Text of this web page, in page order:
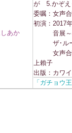
が 5.かぞえ
委嘱：女声
初演：2017
音展～
ザ･ルー
女声合唱
上賴子
出版：カワ
「ガチョウ
あか